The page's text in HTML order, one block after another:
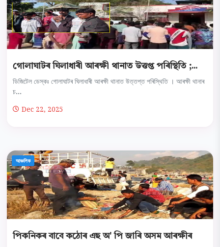
গোলাঘাটৰ ঘিলাধাৰী আৰক্ষী থানাত উত্তপ্ত পৰিস্থিতি ;...
ডিজিটেল ডেস্কঃ গোলাঘাটৰ ঘিলাধাৰী আৰক্ষী থানাত উত্তপ্ত পৰিস্থিতি । আৰক্ষী থানাৰ
চ...
Dec 22, 2025
আঞ্চলিক
পিকনিকৰ বাবে কঠোৰ এছ অ' পি জাৰি অসম আৰক্ষীৰ